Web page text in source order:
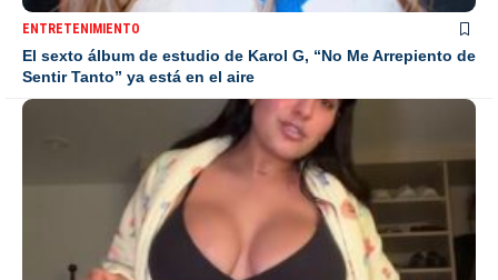
ENTRETENIMIENTO
El sexto álbum de estudio de Karol G, “No Me Arrepiento de
Sentir Tanto” ya está en el aire